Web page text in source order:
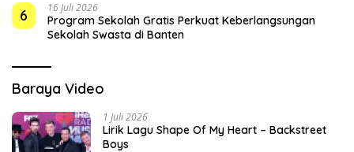
6 16 Juli 2026
Program Sekolah Gratis Perkuat Keberlangsungan
Sekolah Swasta di Banten
Baraya Video
1 Juli 2026
Lirik Lagu Shape Of My Heart – Backstreet
Boys